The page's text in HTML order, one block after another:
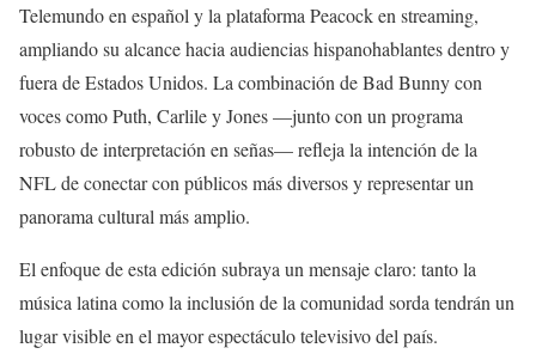
Telemundo en español y la plataforma Peacock en streaming,
ampliando su alcance hacia audiencias hispanohablantes dentro y
fuera de Estados Unidos. La combinación de Bad Bunny con
voces como Puth, Carlile y Jones —junto con un programa
robusto de interpretación en señas— refleja la intención de la
NFL de conectar con públicos más diversos y representar un
panorama cultural más amplio.
El enfoque de esta edición subraya un mensaje claro: tanto la
música latina como la inclusión de la comunidad sorda tendrán un
lugar visible en el mayor espectáculo televisivo del país.